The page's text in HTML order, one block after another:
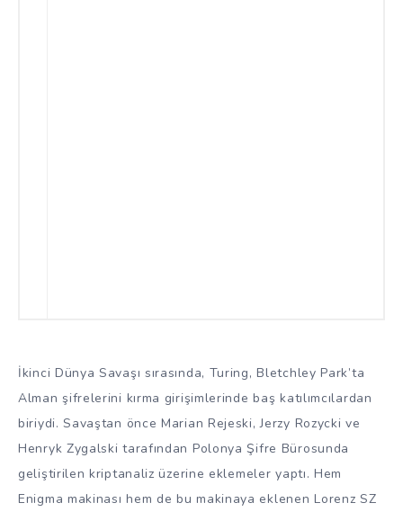
İkinci Dünya Savaşı sırasında, Turing, Bletchley Park’ta
Alman şifrelerini kırma girişimlerinde baş katılımcılardan
biriydi. Savaştan önce Marian Rejeski, Jerzy Rozycki ve
Henryk Zygalski tarafından Polonya Şifre Bürosunda
geliştirilen kriptanaliz üzerine eklemeler yaptı. Hem
Enigma makinası hem de bu makinaya eklenen Lorenz SZ